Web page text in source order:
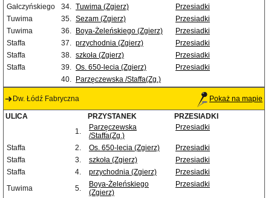
Gałczyńskiego
34. Tuwima (Zgierz)
Przesiadki
Tuwima
35. Sezam (Zgierz)
Przesiadki
Tuwima
36. Boya-Żeleńskiego (Zgierz)
Przesiadki
Staffa
37. przychodnia (Zgierz)
Przesiadki
Staffa
38. szkoła (Zgierz)
Przesiadki
Staffa
39. Os. 650-lecia (Zgierz)
Przesiadki
40.
Parzęczewska /Staffa(Zg.)
Dw. Łódź Fabryczna Pokaż na mapie
ULICA PRZYSTANEK
PRZESIADKI
1.
Parzęczewska
/Staffa(Zg.)
Przesiadki
Staffa 2. Os. 650-lecia (Zgierz)
Przesiadki
Staffa
3. szkoła (Zgierz)
Przesiadki
Staffa
4. przychodnia (Zgierz)
Przesiadki
Tuwima
5.
Boya-Żeleńskiego
(Zgierz)
Przesiadki